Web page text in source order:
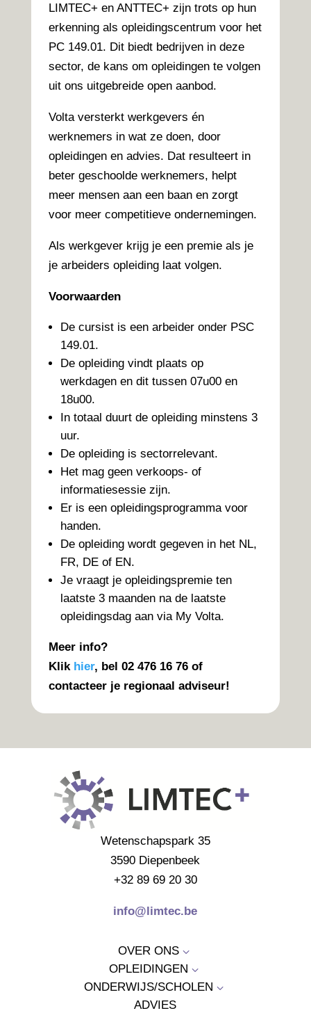
LIMTEC+ en ANTTEC+ zijn trots op hun
erkenning als opleidingscentrum voor het
PC 149.01. Dit biedt bedrijven in deze
sector, de kans om opleidingen te volgen
uit ons uitgebreide open aanbod.
Volta versterkt werkgevers én
werknemers in wat ze doen, door
opleidingen en advies. Dat resulteert in
beter geschoolde werknemers, helpt
meer mensen aan een baan en zorgt
voor meer competitieve ondernemingen.
Als werkgever krijg je een premie als je
je arbeiders opleiding laat volgen.
Voorwaarden
De cursist is een arbeider onder PSC
149.01.
De opleiding vindt plaats op
werkdagen en dit tussen 07u00 en
18u00.
In totaal duurt de opleiding minstens 3
uur.
De opleiding is sectorrelevant.
Het mag geen verkoops- of
informatiesessie zijn.
Er is een opleidingsprogramma voor
handen.
De opleiding wordt gegeven in het NL,
FR, DE of EN.
Je vraagt je opleidingspremie ten
laatste 3 maanden na de laatste
opleidingsdag aan via My Volta.
Meer info?
Klik hier, bel 02 476 16 76 of
contacteer je regionaal adviseur!
Wetenschapspark 35
3590 Diepenbeek
+32 89 69 20 30
info@limtec.be
OVER ONS 3
OPLEIDINGEN 3
ONDERWIJS/SCHOLEN 3
ADVIES